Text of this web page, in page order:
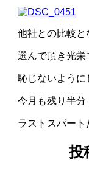
他社との比較と
選んで頂き光栄
恥じないように
今月も残り半分
ラストスパート
投